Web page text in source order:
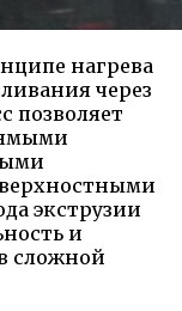
нагрева
через
позволяет
экструзии
и
сложной